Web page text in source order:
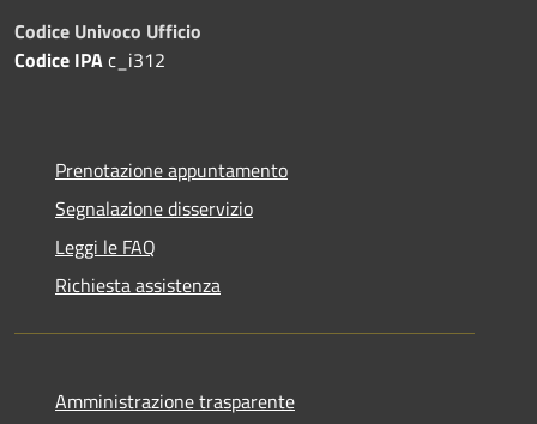
Codice Univoco Ufficio
Codice IPAc_i312
Prenotazione appuntamento
Segnalazione disservizio
Leggi le FAQ
Richiesta assistenza
Amministrazione trasparente